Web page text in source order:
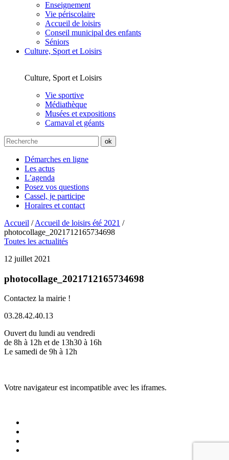
Enseignement
Vie périscolaire
Accueil de loisirs
Conseil municipal des enfants
Séniors
Culture, Sport et Loisirs
Culture, Sport et Loisirs
Vie sportive
Médiathèque
Musées et expositions
Carnaval et géants
Démarches en ligne
Les actus
L’agenda
Posez vos questions
Cassel, je participe
Horaires et contact
Accueil /Accueil de loisirs été 2021 /
photocollage_2021712165734698
Toutes les actualités
12 juillet 2021
photocollage_2021712165734698
Contactez la mairie !
03.28.42.40.13
Ouvert du lundi au vendredi
de 8h à 12h et de 13h30 à 16h
Le samedi de 9h à 12h
Votre navigateur est incompatible avec les iframes.